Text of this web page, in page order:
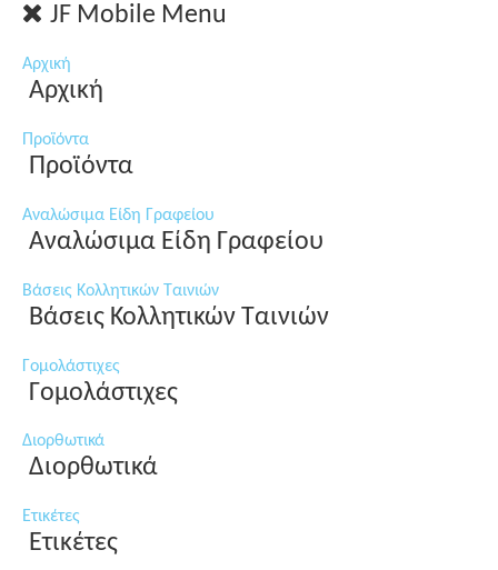
JF Mobile Menu
Αρχική
Αρχική
Προϊόντα
Προϊόντα
Αναλώσιμα Είδη Γραφείου
Αναλώσιμα Είδη Γραφείου
Βάσεις Κολλητικών Ταινιών
Βάσεις Κολλητικών Ταινιών
Γομολάστιχες
Γομολάστιχες
Διορθωτικά
Διορθωτικά
Ετικέτες
Ετικέτες